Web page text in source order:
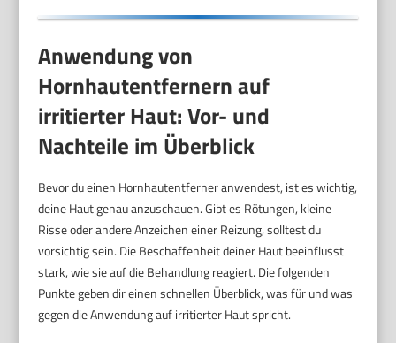
Anwendung von
Hornhautentfernern auf
irritierter Haut: Vor- und
Nachteile im Überblick
Bevor du einen Hornhautentferner anwendest, ist es wichtig,
deine Haut genau anzuschauen. Gibt es Rötungen, kleine
Risse oder andere Anzeichen einer Reizung, solltest du
vorsichtig sein. Die Beschaffenheit deiner Haut beeinflusst
stark, wie sie auf die Behandlung reagiert. Die folgenden
Punkte geben dir einen schnellen Überblick, was für und was
gegen die Anwendung auf irritierter Haut spricht.